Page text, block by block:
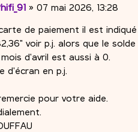
» 07 mai 2026, 13:28
de paiement il est indiqué
voir p.j. alors que le
d'avril est aussi à 0.
d'écran en p.j.
pour votre aide.